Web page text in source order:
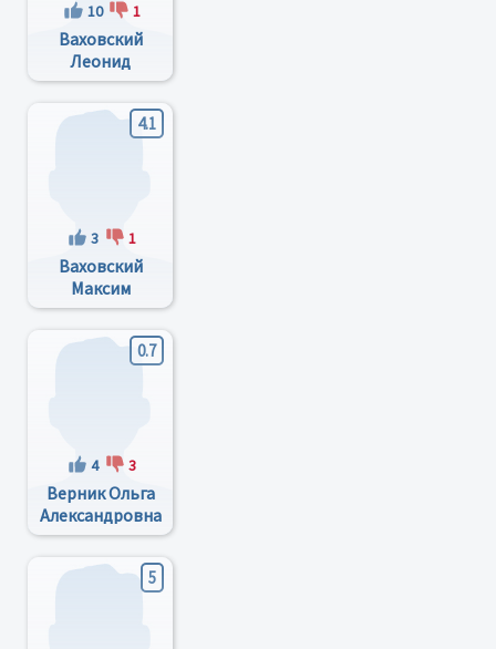
10 1
Ваховский
Леонид
Цезаревич
4.1
3 1
Ваховский
Максим
Леонидович
0.7
4 3
Верник Ольга
Александровна
5